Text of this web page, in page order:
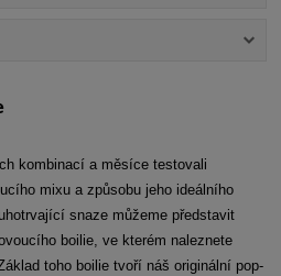
kombinací a měsíce testovali
mixu a způsobu jeho ideálního
snaze můžeme představit
boilie, ve kterém naleznete
toho boilie tvoří náš originální pop-